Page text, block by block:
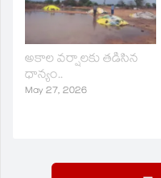
అకాల వర్షాలకు తడిసిన
ధాన్యం..
May 27, 2026